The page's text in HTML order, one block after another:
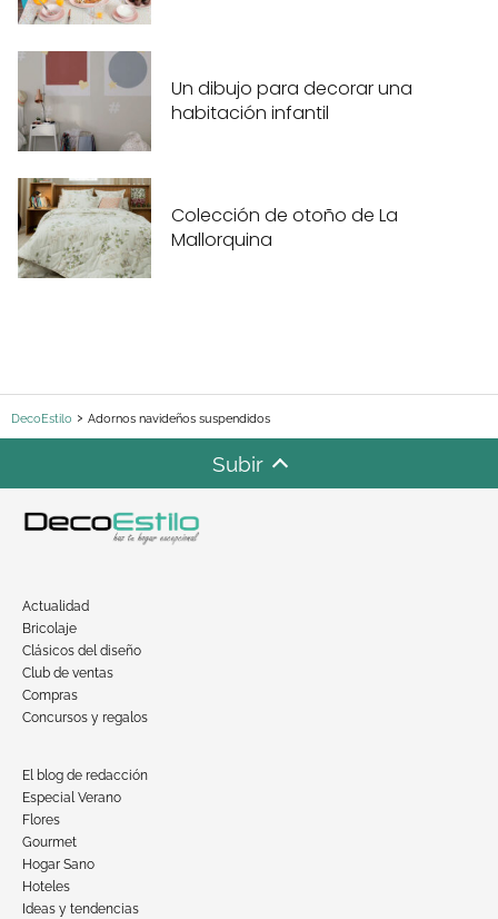
Un dibujo para decorar una
habitación infantil
Colección de otoño de La
Mallorquina
DecoEstilo Adornos navideños suspendidos
Subir
Actualidad
Bricolaje
Clásicos del diseño
Club de ventas
Compras
Concursos y regalos
El blog de redacción
Especial Verano
Flores
Gourmet
Hogar Sano
Hoteles
Ideas y tendencias